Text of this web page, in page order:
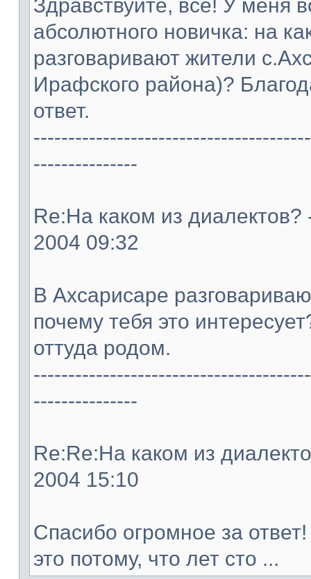
Здравствуйте, все! У меня
абсолютного новичка: на
разговаривают жители
Ирафского района)?
ответ.
---------------
Re:На каком из диалектов?
2004 09:32
В Ахсарисаре
почему тебя это
оттуда родом.
---------------
Re:Re:На каком из
2004 15:10
Спасибо огромное за
это потому, что лет сто ...